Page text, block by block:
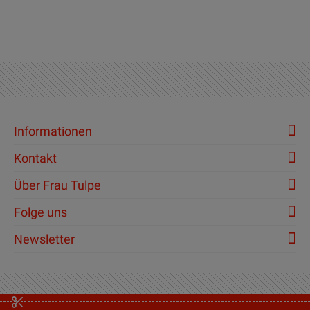
Informationen
Kontakt
Über Frau Tulpe
Folge uns
Newsletter